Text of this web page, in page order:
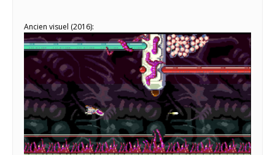
Ancien visuel (2016):